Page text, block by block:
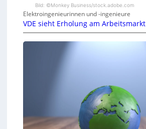
Bild: ©Monkey Business/stock.adobe.com
Elektroingenieurinnen und -ingenieure
VDE sieht Erholung am Arbeitsmarkt